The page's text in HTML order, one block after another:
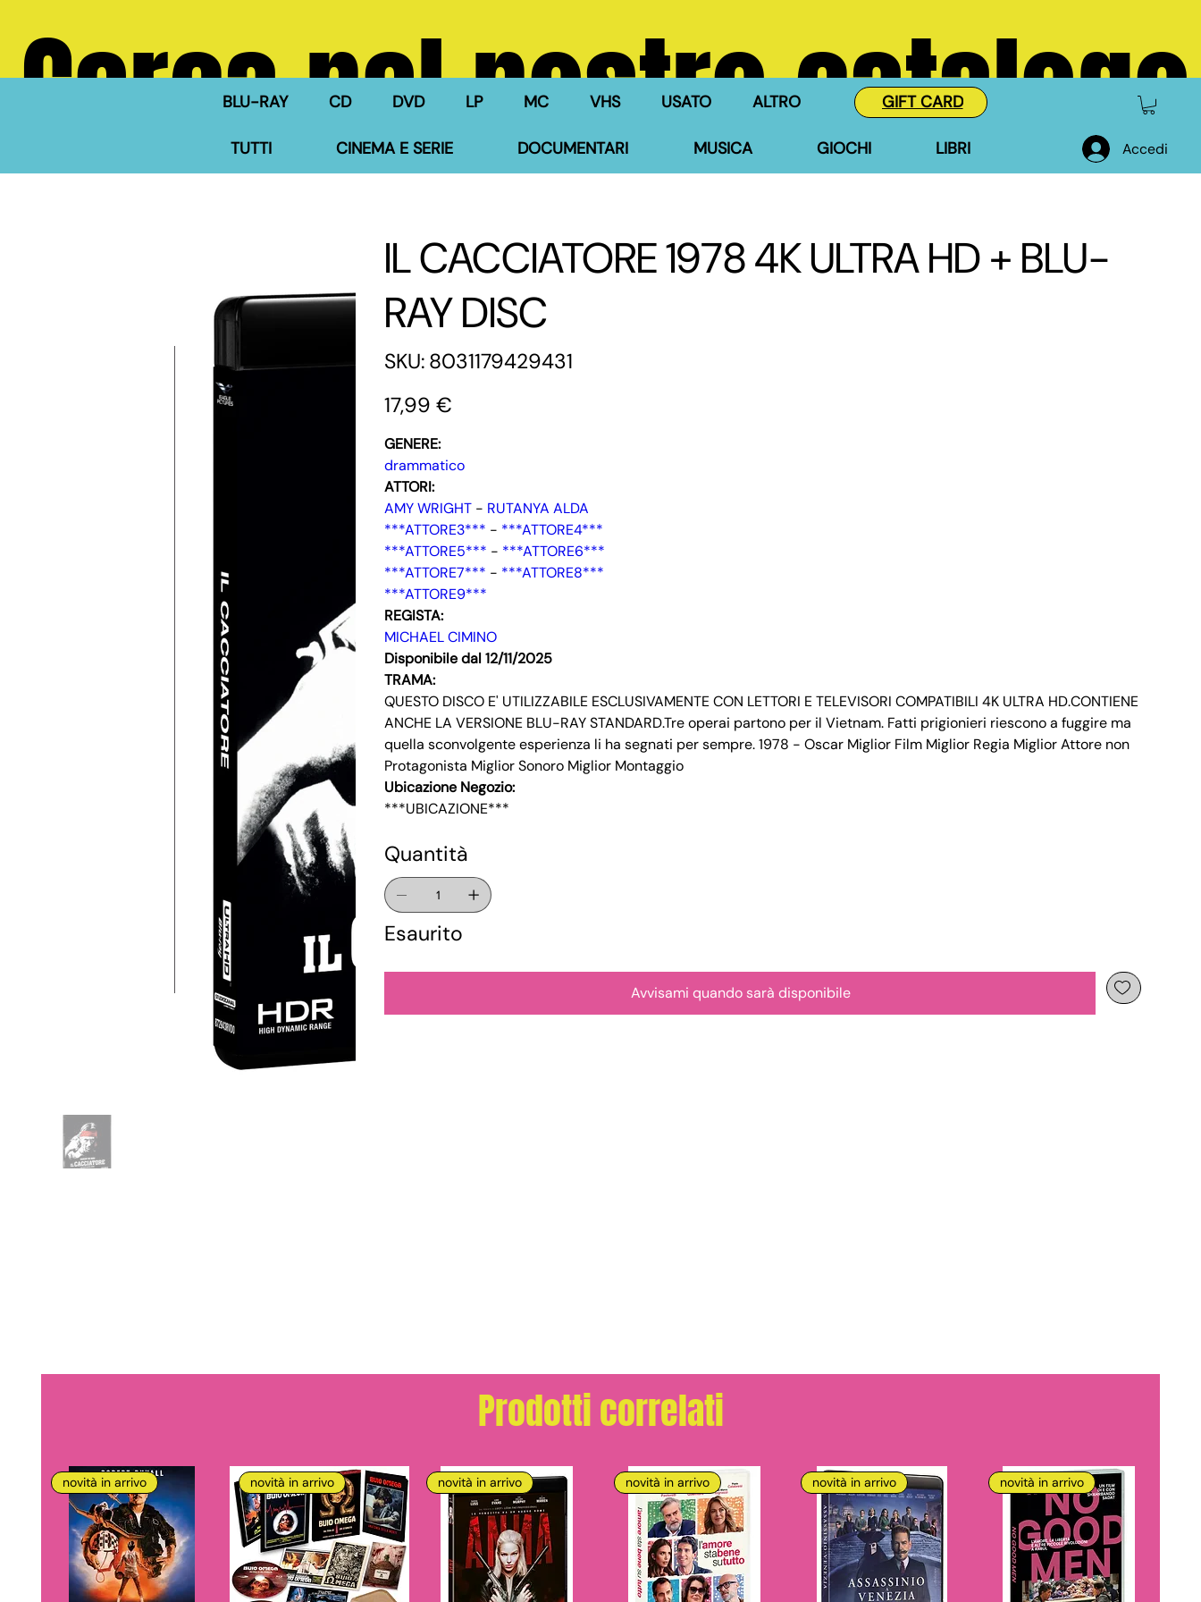
BLU-RAY CD DVD LP MC VHS USATO ALTRO
TUTTI CINEMA E SERIE DOCUMENTARI MUSICA GIOCHI LIBRI
GIFT CARD
Accedi
Cerca nel nostro catalogo
IL CACCIATORE 1978 4K ULTRA HD + BLU-
RAY DISC
SKU:
SKU
8031179429431
8031179429431
17,99 €
GENERE:
drammatico
ATTORI:
AMY WRIGHT - RUTANYA ALDA
***ATTORE3*** - ***ATTORE4***
***ATTORE5*** - ***ATTORE6***
***ATTORE7*** - ***ATTORE8***
***ATTORE9***
REGISTA:
MICHAEL CIMINO
Disponibile dal 12/11/2025
TRAMA:
QUESTO DISCO E' UTILIZZABILE ESCLUSIVAMENTE CON LETTORI E TELEVISORI COMPATIBILI 4K ULTRA HD.CONTIENE
ANCHE LA VERSIONE BLU-RAY STANDARD.Tre operai partono per il Vietnam. Fatti prigionieri riescono a fuggire ma
quella sconvolgente esperienza li ha segnati per sempre. 1978 - Oscar Miglior Film Miglior Regia Miglior Attore non
Protagonista Miglior Sonoro Miglior Montaggio
Ubicazione Negozio:
***UBICAZIONE***
Quantità
Esaurito
Avvisami quando sarà disponibile
Prodotti correlati
novità in arrivo novità in arrivo novità in arrivo novità in arrivo novità in arrivo novità in arrivo